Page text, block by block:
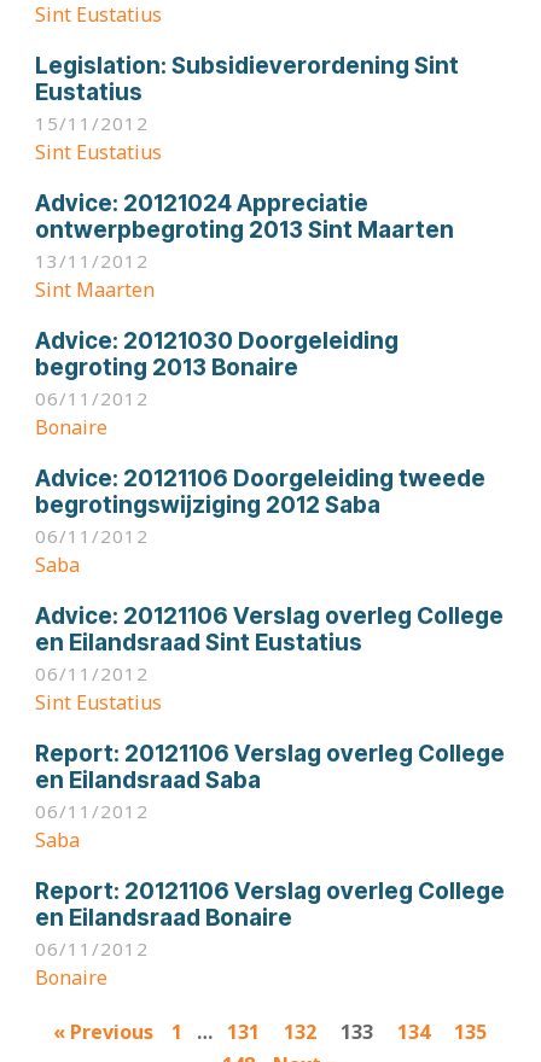
Sint Eustatius
Legislation: Subsidieverordening Sint
Eustatius
15/11/2012
Sint Eustatius
Advice: 20121024 Appreciatie
ontwerpbegroting 2013 Sint Maarten
13/11/2012
Sint Maarten
Advice: 20121030 Doorgeleiding
begroting 2013 Bonaire
06/11/2012
Bonaire
Advice: 20121106 Doorgeleiding tweede
begrotingswijziging 2012 Saba
06/11/2012
Saba
Advice: 20121106 Verslag overleg College
en Eilandsraad Sint Eustatius
06/11/2012
Sint Eustatius
Report: 20121106 Verslag overleg College
en Eilandsraad Saba
06/11/2012
Saba
Report: 20121106 Verslag overleg College
en Eilandsraad Bonaire
06/11/2012
Bonaire
Results
« Previous 1 … 131 132 133 134
135